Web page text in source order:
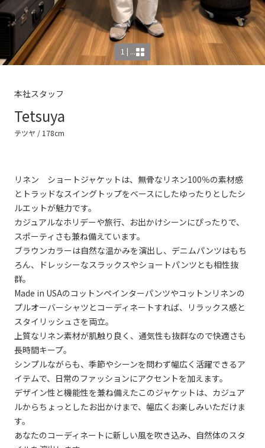
1 | ...
本社スタッフ
Tetsuya
テツヤ / 178cm
リネン ショートジャケットは、無骨なリネン100％の素材感
とトラッドなスイングトップをベースにしたゆったりとしたシ
ルエットが魅力です。
カジュアルなホリデーや旅行、お出かけシーンにぴったりで、
スポーティさも兼ね備えています。
ブラウンカラーは自然な温かみを演出し、デニムパンツはもち
ろん、ドレッシーなスラックスやショートパンツとも相性抜
群。
Made in USAのコットンペインターパンツやコットンリネンの
プルオーバーシャツとコーディネートすれば、リラックス感と
スタイリッシュさを両立。
上質なリネン素材が肌触り良く、通気性も抜群なので快適さも
長時間キープ。
シンプルながらも、季節やシーンを問わず幅広く活躍できるア
イテムで、日常のファッションにアクセントを加えます。
デザイン性と機能性を兼ね備えたこのジャケットは、カジュア
ルからちょっとしたお出かけまで、幅広くお楽しみいただけま
す。
あなたのコーディネートに新しい風を吹き込み、自然体のスタ